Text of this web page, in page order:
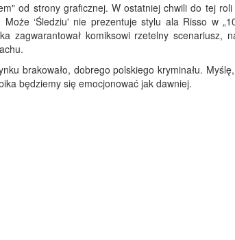
od strony graficznej. W ostatniej chwili do tej roli
‘Śledziu' nie prezentuje stylu ala Risso w
komiksowi rzetelny scenariusz,
brakowało, dobrego polskiego kryminału.
będziemy się emocjonować jak dawniej.